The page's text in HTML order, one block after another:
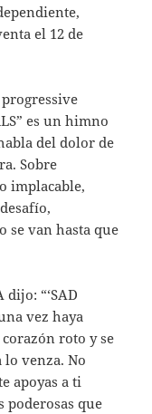
el 12 de
es un himno
del dolor de
Sobre
implacable,
se van hasta que
“‘SAD
vez haya
roto y se
lo venza. No
apoyas a ti
poderosas que